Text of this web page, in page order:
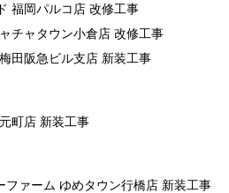
福岡パルコ店 改修工事
チャタウン小倉店 改修工事
田阪急ビル支店 新装工事
町店 新装工事
ファーム ゆめタウン行橋店 新装工事